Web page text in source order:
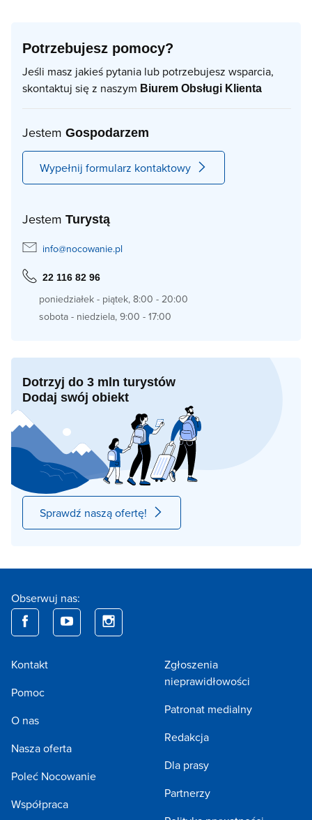
Potrzebujesz pomocy?
Jeśli masz jakieś pytania lub potrzebujesz wsparcia,
skontaktuj się z naszym Biurem Obsługi Klienta
Jestem Gospodarzem
Wypełnij formularz kontaktowy
Jestem Turystą
info@nocowanie.pl
22 116 82 96
poniedziałek - piątek, 8:00 - 20:00
sobota - niedziela, 9:00 - 17:00
Dotrzyj do 3 mln turystów
Dodaj swój obiekt
Sprawdź naszą ofertę!
Obserwuj nas:
Kontakt
Pomoc
O nas
Nasza oferta
Poleć Nocowanie
Współpraca
Zgłoszenia
nieprawidłowości
Patronat medialny
Redakcja
Dla prasy
Partnerzy